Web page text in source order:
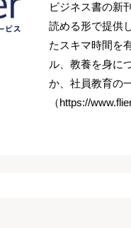
ビジネス書の新
読める形で提供
たスキマ時間を
ル、教養を身に
か、社員教育の
（https://